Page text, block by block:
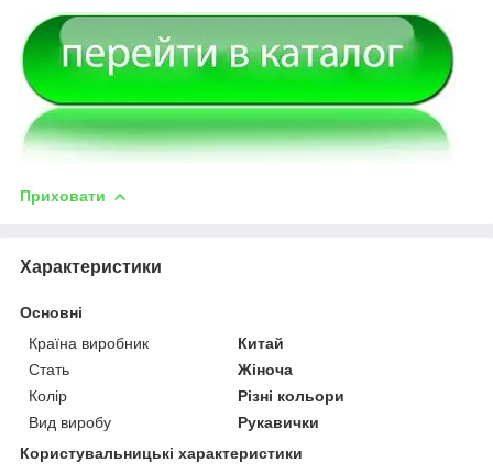
Приховати
Характеристики
Основні
Країна виробник
Китай
Стать
Жіноча
Колір
Різні кольори
Вид виробу
Рукавички
Користувальницькі характеристики